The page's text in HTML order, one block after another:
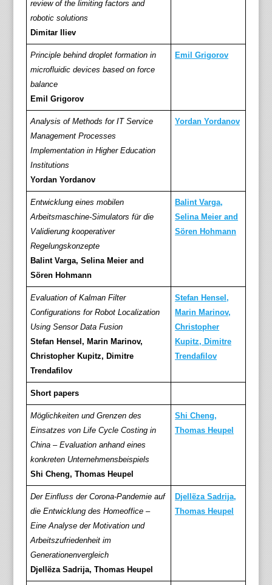
review of the limiting factors and
robotic solutions
Dimitar Iliev
Principle behind droplet formation in
microfluidic devices based on force
balance
Emil Grigorov
Emil Grigorov
Analysis of Methods for IT Service
Management Processes
Implementation in Higher Education
Institutions
Yordan Yordanov
Yordan Yordanov
Entwicklung eines mobilen
Arbeitsmaschine‐Simulators für die
Validierung kooperativer
Regelungskonzepte
Balint Varga, Selina Meier and
Sören Hohmann
Balint Varga,
Selina Meier and
Sören Hohmann
Evaluation of Kalman Filter
Configurations for Robot Localization
Using Sensor Data Fusion
Stefan Hensel, Marin Marinov,
Christopher Kupitz, Dimitre
Trendafilov
Stefan Hensel,
Marin Marinov,
Christopher
Kupitz, Dimitre
Trendafilov
Short papers
Möglichkeiten und Grenzen des
Einsatzes von Life Cycle Costing in
China – Evaluation anhand eines
konkreten Unternehmensbeispiels
Shi Cheng, Thomas Heupel
Shi Cheng,
Thomas Heupel
Der Einfluss der Corona-Pandemie auf
die Entwicklung des Homeoffice –
Eine Analyse der Motivation und
Arbeitszufriedenheit im
Generationenvergleich
Djellëza Sadrija, Thomas Heupel
Djellëza Sadrija,
Thomas Heupel